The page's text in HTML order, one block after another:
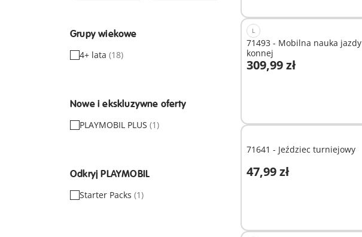
Grupy wiekowe
4+ lata (18)
Nowe i ekskluzywne oferty
PLAYMOBIL PLUS (1)
Odkryj PLAYMOBIL
Starter Packs (1)
L
71493 - Mobilna nauka jazdy
konnej
309,99 zł
71641 - Jeździec turniejowy
47,99 zł
Dodaj do koszyka